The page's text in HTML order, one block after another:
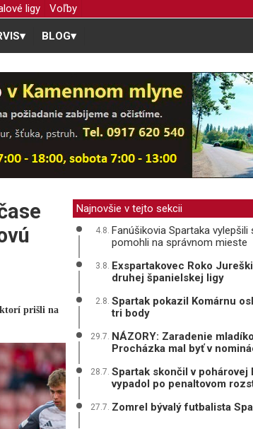
ligy Voľby
▾ BLOG▾
prišli na
Najnovšie v tejto sekcii
4.8. Fanúšikovia Spartaka
pomohli na správnom mieste
3.8. Exspartakovec Roko
druhej španielskej ligy
2.8. Spartak pokazil Komárnu
tri body
29.7. NÁZORY: Zaradenie
Procházka mal byť v
28.7. Spartak skončil v pohárovej
vypadol po penaltovom
27.7. Zomrel bývalý futbalista